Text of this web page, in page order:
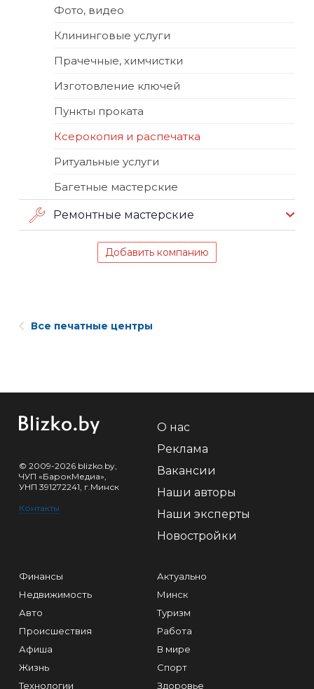
Фото, видео
Клининговые услуги
Прачечные, химчистки
Изготовление ключей
Пункты проката
Ксерокопия и распечатка
Ритуальные услуги
Багетные мастерские
Ремонтные мастерские
Добавить компанию
Все печатные центры
© 2009-2026 blizko.by,
ЧУП «БарокМедиа»,
УНП 391272241, г.Минск
Контакты
О нас
Реклама
Вакансии
Наши авторы
Наши эксперты
Новостройки
Финансы
Недвижимость
Авто
Происшествия
Афиша
Жизнь
Технологии
Актуально
Минск
Туризм
Работа
В мире
Спорт
Здоровье